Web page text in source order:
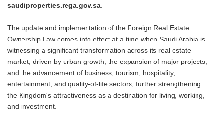
saudiproperties.rega.gov.sa.
The update and implementation of the Foreign Real Estate
Ownership Law comes into effect at a time when Saudi Arabia is
witnessing a significant transformation across its real estate
market, driven by urban growth, the expansion of major projects,
and the advancement of business, tourism, hospitality,
entertainment, and quality-of-life sectors, further strengthening
the Kingdom's attractiveness as a destination for living, working,
and investment.